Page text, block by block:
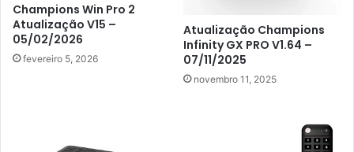
Champions Win Pro 2
Atualização V15 –
05/02/2026
fevereiro 5, 2026
Atualização Champions
Infinity GX PRO V1.64 –
07/11/2025
novembro 11, 2025